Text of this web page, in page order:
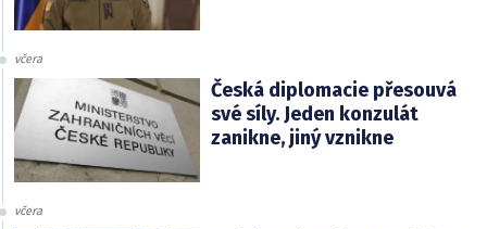
včera
Česká diplomacie přesouvá
své síly. Jeden konzulát
zanikne, jiný vznikne
včera